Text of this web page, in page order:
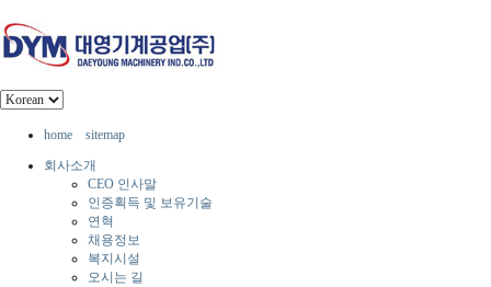
home
sitemap
회사소개
CEO 인사말
인증획득 및 보유기술
연혁
채용정보
복지시설
오시는 길